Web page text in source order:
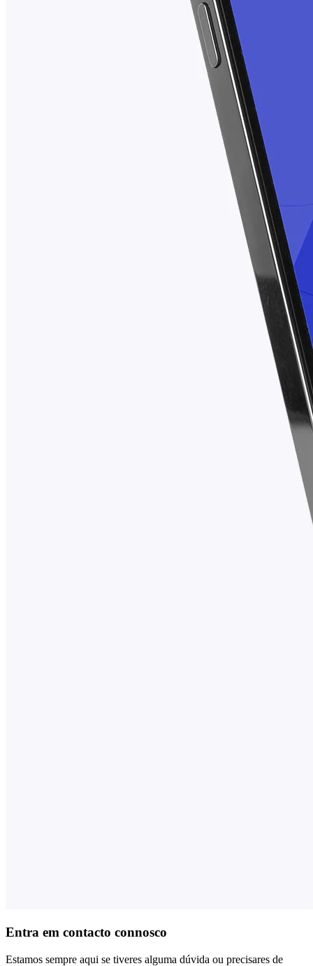
Entra em contacto connosco
Estamos sempre aqui se tiveres alguma dúvida ou precisares de